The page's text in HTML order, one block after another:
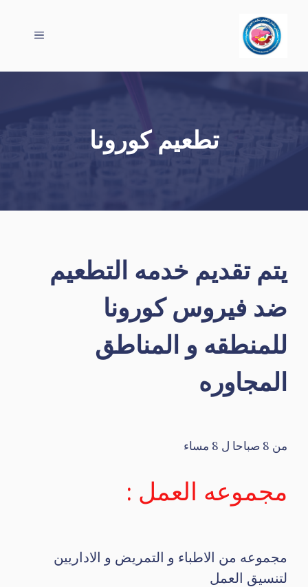
المحتوى
القائمة
تطعيم كورونا
يتم تقديم خدمه التطعيم
ضد فيروس كورونا
للمنطقه و المناطق
المجاوره
من 8 صباحا ل 8 مساء
مجموعه العمل :
مجموعه من الاطباء و التمريض و الاداريين
لتنسيق العمل